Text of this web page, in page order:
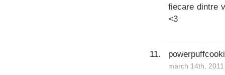
fiecare dintre
<3
march 14th,